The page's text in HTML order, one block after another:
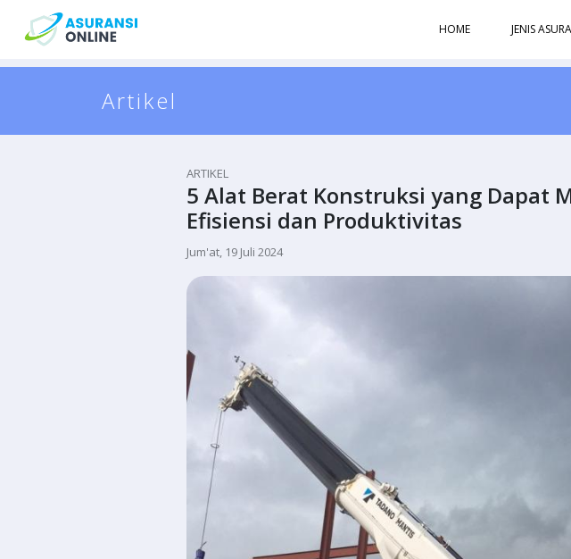
HOME JENIS
Artikel
ARTIKEL
5 Alat Berat Konstruksi yang Dapat
Efisiensi dan Produktivitas
Jum'at, 19 Juli 2024